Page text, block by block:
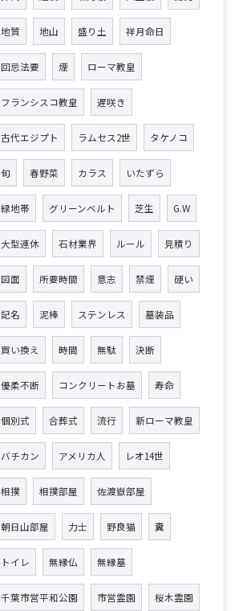
地質 地山 盛り土 祥月命日
回忌法要 煙 ローマ教皇
フランシスコ教皇 遅咲き
古代エジプト ラムセス2世 タケノコ
旬 春野菜 カラス いたずら
緑地帯 グリーンベルト 芝生 G.W
大型連休 石材業界 ルール 見積り
図面 所要時間 意志 禁煙 硬い
記名 泥棒 ステンレス 墓装品
買い換え 時間 無駄 決断
優柔不断 コンクリートお墓 寿命
個別式 合葬式 流行 新ローマ教皇
バチカン アメリカ人 レオ14世
相撲 相撲部屋 佐渡嶽部屋
朝日山部屋 力士 野良猫 糞
トイレ 無縁仏 無縁墓
千葉市営平和公園 市営霊園 桜木霊園